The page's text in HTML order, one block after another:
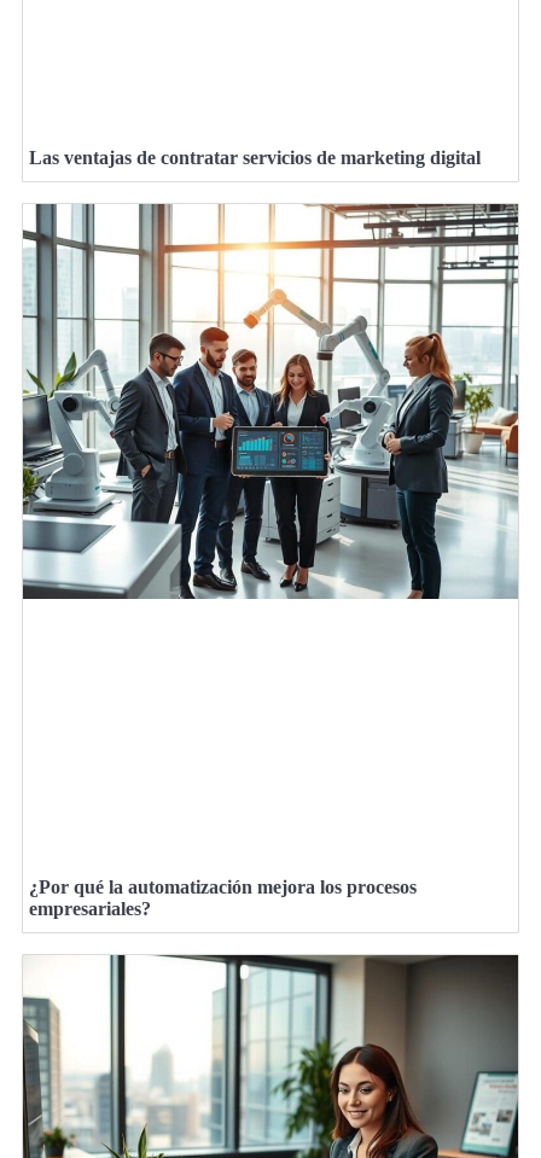
Las ventajas de contratar servicios de marketing digital
¿Por qué la automatización mejora los procesos
empresariales?